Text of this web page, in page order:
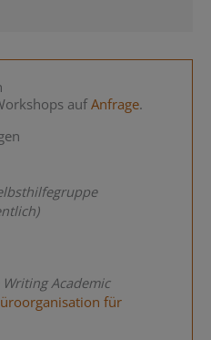
aufAnfrage.
Writing Academic
für